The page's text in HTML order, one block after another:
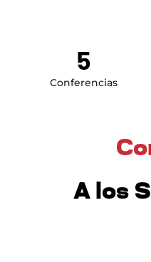
Conferencias
5
A los